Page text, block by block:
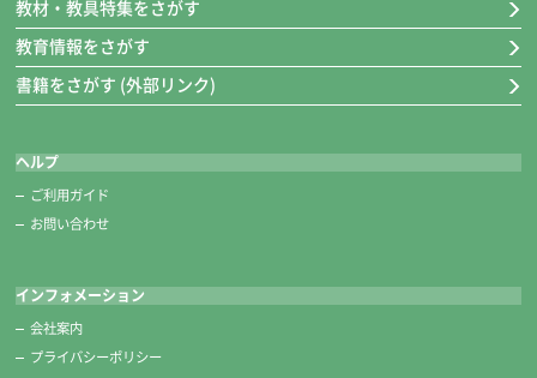
教材・教具特集をさがす
教育情報をさがす
書籍をさがす (外部リンク)
ヘルプ
ご利用ガイド
お問い合わせ
インフォメーション
会社案内
プライバシーポリシー